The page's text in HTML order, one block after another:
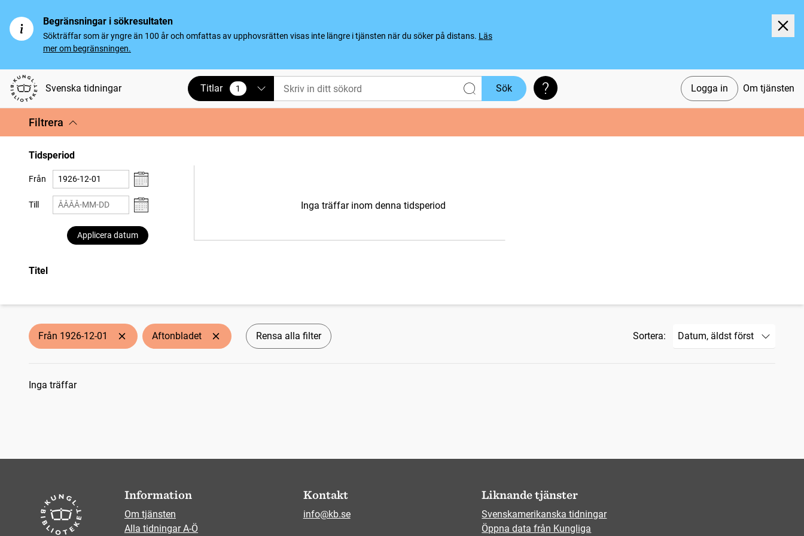
Begränsningar i sökresultaten
Sökträffar som är yngre än 100 år och omfattas av upphovsrätten visas inte längre i tjänsten när du söker på distans. Läs
mer om begränsningen.
Svenska tidningar Logga in Om tjänsten
Titlar 1
vald Sök Söktips
Filtrera
Tidsperiod
Från
Till
Applicera datum
Inga träffar inom denna tidsperiod
Titel
Från 1926-12-01 Aftonbladet Rensa alla filter Sortera:
Sökresultat
Inga träffar
Information
Om tjänsten
Alla tidningar A-Ö
Kontakt
info@kb.se
Liknande tjänster
Svenskamerikanska tidningar
Öppna data från Kungliga